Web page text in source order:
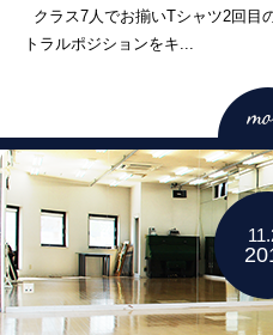
クラス7人でお揃いTシャツ2回目
トラルポジションをキ...